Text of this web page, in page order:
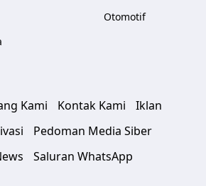
Otomotif
Kami Kontak Kami
Iklan
Pedoman Media Siber
Saluran WhatsApp